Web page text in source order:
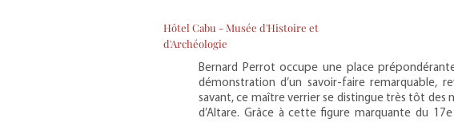
Hôtel Cabu - Musée d'Histoire et
d'Archéologie
Bernard Perrot occupe une place
démonstration d’un savoir-faire remarquable,
savant, ce maître verrier se distingue très tôt des
d’Altare. Grâce à cette figure marquante du